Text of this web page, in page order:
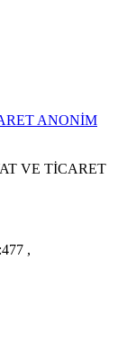
ANONİM
VE TİCARET
,